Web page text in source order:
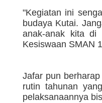
"Kegiatan ini
budaya Kutai.
anak-anak kita di
Kesiswaan SMAN
Jafar pun
rutin tahunan
pelaksanaannya